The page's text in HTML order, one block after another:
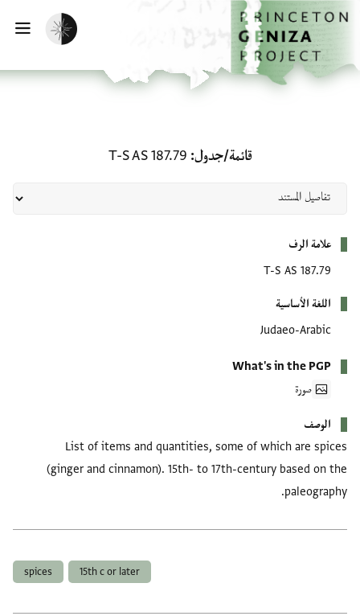
إلى المحتوى الرئيسي
الرئيسية
تفعيل الوضع المظلم
قائمة/جدول T-S AS 187.79
علامة الرف
T-S AS 187.79
اللغة الأساسية
Judaeo-Arabic
What's in the PGP
صورة
الوصف
List of items and quantities, some of which are spices
(ginger and cinnamon). 15th- to 17th-century based on the
paleography.
15th c or later
spices